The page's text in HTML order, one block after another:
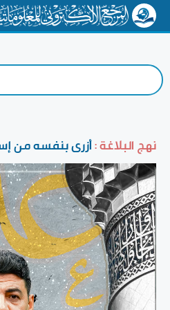
نهج البلاغة :أزرى بنفسه من